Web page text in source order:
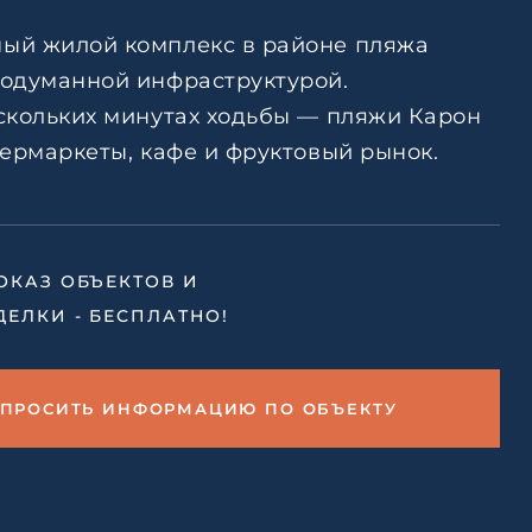
жилой комплекс в районе пляжа
инфраструктурой.
минутах ходьбы — пляжи Карон
кафе и фруктовый рынок.
ОБЪЕКТОВ И
- БЕСПЛАТНО!
ИНФОРМАЦИЮ ПО ОБЪЕКТУ